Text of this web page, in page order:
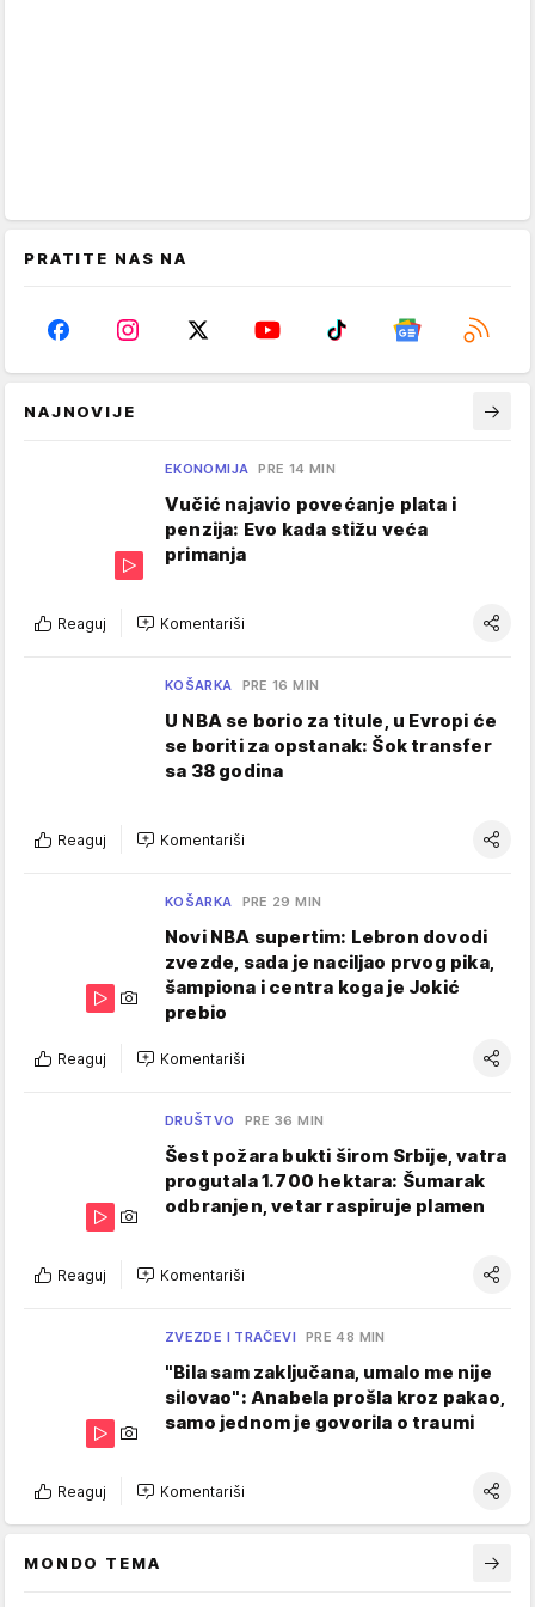
PRATITE NAS NA
NAJNOVIJE
EKONOMIJA PRE 14 MIN
Vučić najavio povećanje plata i
penzija: Evo kada stižu veća
primanja
Reaguj Komentariši
KOŠARKA PRE 16 MIN
U NBA se borio za titule, u Evropi će
se boriti za opstanak: Šok transfer
sa 38 godina
Reaguj Komentariši
KOŠARKA PRE 29 MIN
Novi NBA supertim: Lebron dovodi
zvezde, sada je naciljao prvog pika,
šampiona i centra koga je Jokić
prebio
Reaguj Komentariši
DRUŠTVO PRE 36 MIN
Šest požara bukti širom Srbije, vatra
progutala 1.700 hektara: Šumarak
odbranjen, vetar raspiruje plamen
Reaguj Komentariši
ZVEZDE I TRAČEVI PRE 48 MIN
"Bila sam zaključana, umalo me nije
silovao": Anabela prošla kroz pakao,
samo jednom je govorila o traumi
Reaguj Komentariši
MONDO TEMA